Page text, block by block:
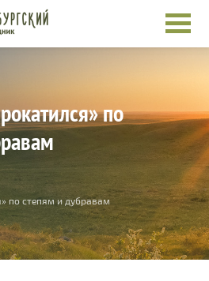
по
по степям и дубравам